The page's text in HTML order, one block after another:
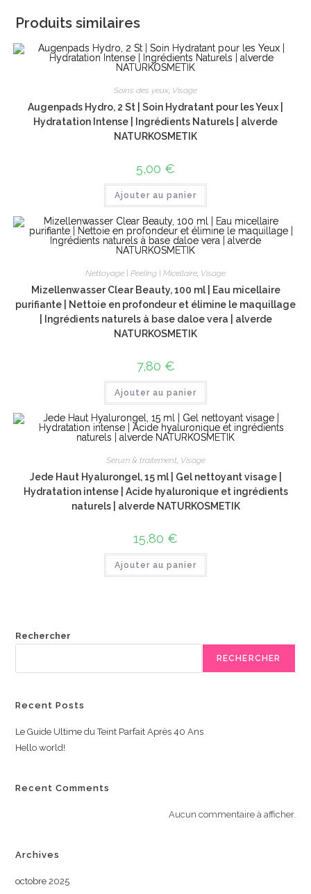
Produits similaires
Soins des yeux, Visage
Augenpads Hydro, 2 St | Soin Hydratant pour les Yeux |
Hydratation Intense | Ingrédients Naturels | alverde
NATURKOSMETIK
5,00 €
Ajouter au panier
Nettoyage | Peeling | Micellaire Visage
Mizellenwasser Clear Beauty, 100 ml | Eau micellaire
purifiante | Nettoie en profondeur et élimine le maquillage
| Ingrédients naturels à base daloe vera | alverde
NATURKOSMETIK
7,80 €
Ajouter au panier
Sérum & traitement, Visage
Jede Haut Hyalurongel, 15 ml | Gel nettoyant visage |
Hydratation intense | Acide hyaluronique et ingrédients
naturels | alverde NATURKOSMETIK
15,80 €
Ajouter au panier
Rechercher
RECHERCHER
Recent Posts
Le Guide Ultime du Teint Parfait Après 40 Ans
Hello world!
Recent Comments
Aucun commentaire à afficher.
Archives
octobre 2025